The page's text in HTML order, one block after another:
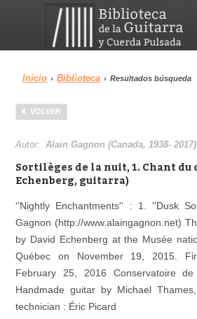
Menu
Biblioteca
Área personal
Inicio › Biblioteca › Resultados búsqueda
VOLVER
Autor:Alain Gagnon (Canada, 1938- 2017)
Sortilèges de la nuit, 1. Chant du
Echenberg, guitarra)
''Nightly Enchantments'' : 1. ''Dusk
Gagnon (http://www.alaingagnon.net)
by David Echenberg at the Musée
Québec on November 19, 2015.
February 25, 2016 Conservatoire
Handmade guitar by Michael
technician : Éric Picard